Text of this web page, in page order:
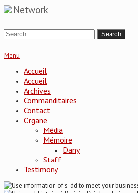
Network
Menu
Accueil
Accueil
Archives
Commanditaires
Contact
Organe
Média
Mémoire
Dany
Staff
Testimony